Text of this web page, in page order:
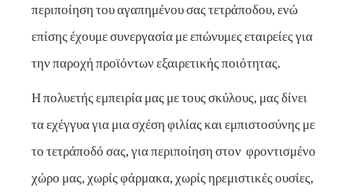
περιποίηση του αγαπημένου σας τετράποδου, ενώ
επίσης έχουμε συνεργασία με επώνυμες εταιρείες για
την παροχή προϊόντων εξαιρετικής ποιότητας.
Η πολυετής εμπειρία μας με τους σκύλους, μας δίνει
τα εχέγγυα για μια σχέση φιλίας και εμπιστοσύνης με
το τετράποδό σας, για περιποίηση στον φροντισμένο
χώρο μας, χωρίς φάρμακα, χωρίς ηρεμιστικές ουσίες,